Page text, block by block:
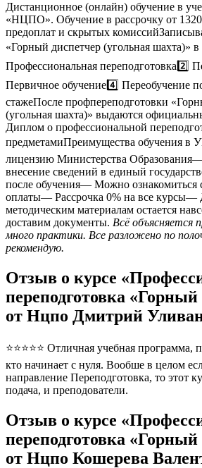
Дистанционное (онлайн) обучение в
«НЦПО». Обучение в рассрочку от 1320
предоплат и скрытых
«Горный диспетчер (угольная шахта)»
Профессиональная переподготовка2️⃣
Первичное обучение4️⃣ Переобучение
стажеПосле профпереподготовки
(угольная шахта)» выдаются
Диплом о профессиональной
предметамиПреимущества обучения
лицензию Министерства
внесение сведений в единый
после обучения— Можно ознакомиться
оплаты— Рассрочка 0% на все курсы—
методическим материалам остается
доставим документы. Всё объясняется
много практики. Все разложено по
рекомендую.
Отзыв о курсе
переподготовка «Горный
от Нцпо Дмитрий
⭐⭐⭐⭐⭐ Отличная учебная программа,
кто начинает с нуля. Вообше в целом
направление Переподготовка, то этот
подача, и преподователи.
Отзыв о курсе
переподготовка «Горный
от Нцпо Кошерева